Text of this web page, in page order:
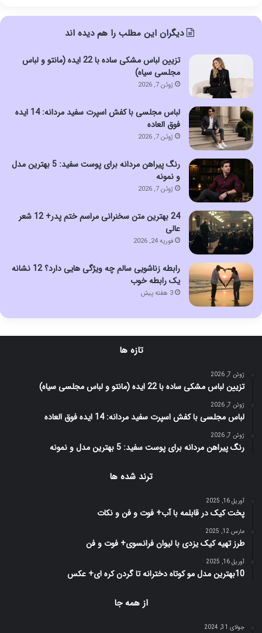
دیگران این مطلب را هم دیده اند
تزیین لباس مشکی ساده با 22 ایده (مانتو و لباس
مجلسی سیاه)
ژوئن 7, 2026
لباس مجلسی با کفش اسپرت سفید مردانه: 14 ایده
فوق العاده
ژوئن 7, 2026
رنگ پیراهن مردانه برای پوست سفید: 5 بهترین مدل
و نمونه
ژوئن 7, 2026
24 بهترین متن سخنرانی مراسم ختم پدر+ 12 شعر
عالی
فوریه 24, 2026
رابطه زناشویی سالم چه ویژگی هایی دارد؟ 12 نشانه
یک رابطه خوب
3 هفته پیش
تازه ها
ژوئن 7, 2026
تزیین لباس مشکی ساده با 22 ایده (مانتو و لباس مجلسی سیاه)
ژوئن 7, 2026
لباس مجلسی با کفش اسپرت سفید مردانه: 14 ایده فوق العاده
ژوئن 7, 2026
رنگ پیراهن مردانه برای پوست سفید: 5 بهترین مدل و نمونه
ترند شده ها
آوریل 16, 2025
پخت کیک در قابلمه با آب+ فوت و فن و نکات
مارس 12, 2025
طرز تهیه کیک یزدی با لیوان فرانسوی+ فوت و فن
آوریل 16, 2025
10بهترین مدل مو کوتاه دخترانه تا گردن کره ای+ عکس
از همه جا
جولای 31, 2024